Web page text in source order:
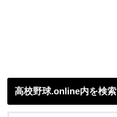
高校野球.online内を検索